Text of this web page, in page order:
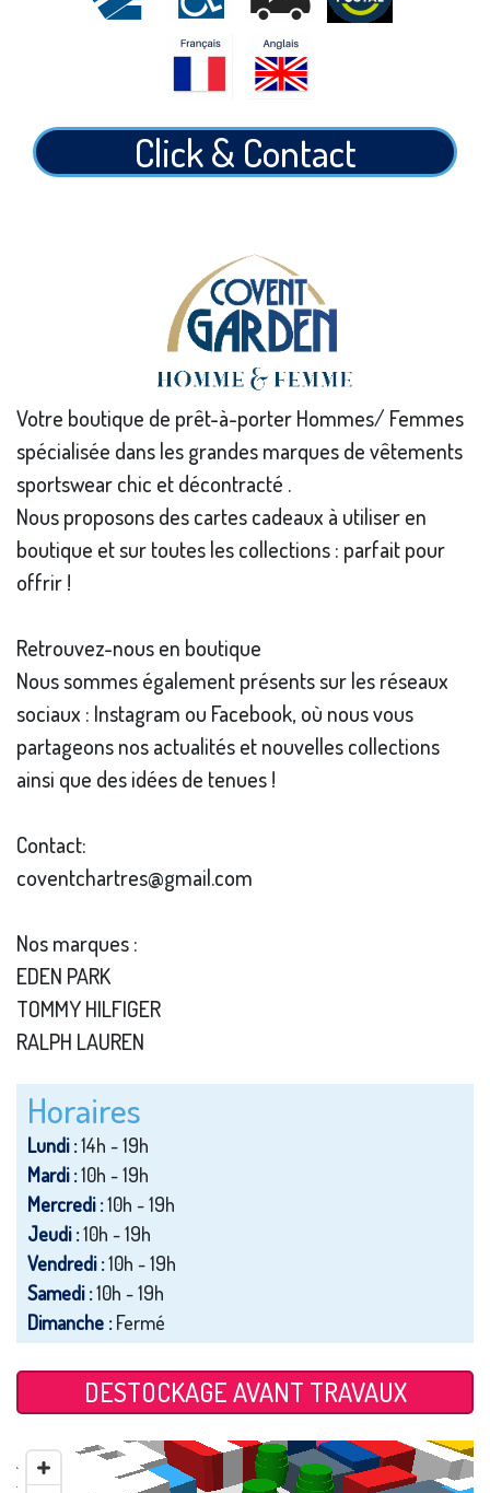
Click & Contact
Votre boutique de prêt-à-porter Hommes/ Femmes
spécialisée dans les grandes marques de vêtements
sportswear chic et décontracté .
Nous proposons des cartes cadeaux à utiliser en
boutique et sur toutes les collections : parfait pour
offrir !
Retrouvez-nous en boutique
Nous sommes également présents sur les réseaux
sociaux : Instagram ou Facebook, où nous vous
partageons nos actualités et nouvelles collections
ainsi que des idées de tenues !
Contact:
coventchartres@gmail.com
Nos marques :
EDEN PARK
TOMMY HILFIGER
RALPH LAUREN
Horaires
Lundi :14h - 19h
Mardi :10h - 19h
Mercredi :10h - 19h
Jeudi :10h - 19h
Vendredi :10h - 19h
Samedi :10h - 19h
Dimanche :Fermé
DESTOCKAGE AVANT TRAVAUX